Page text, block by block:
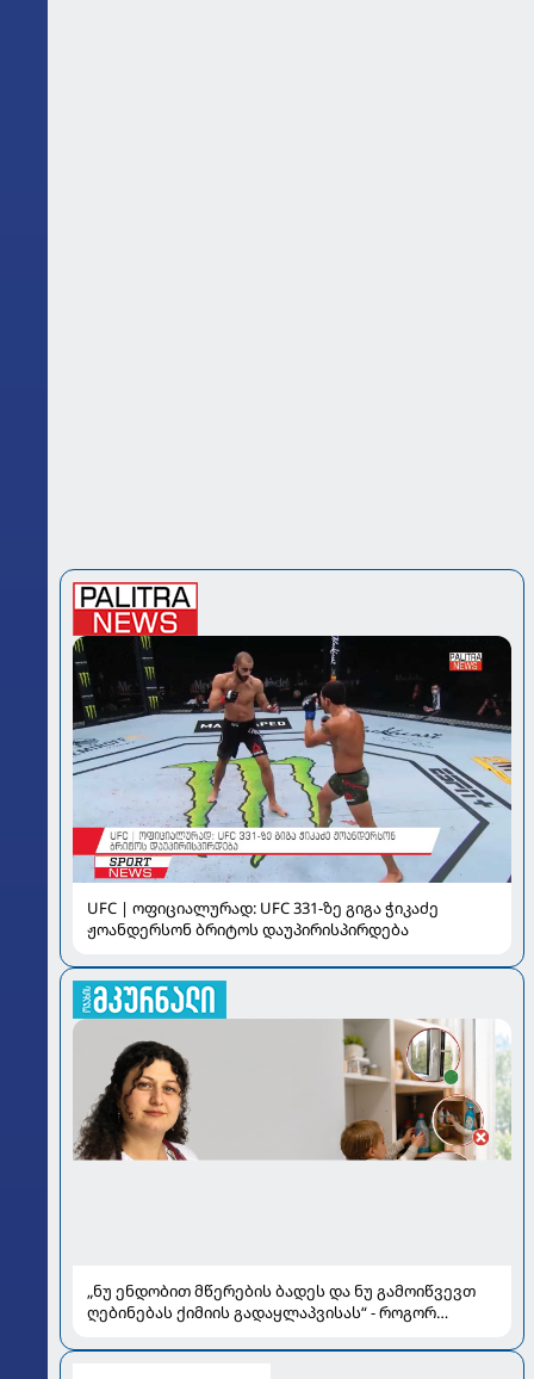
UFC | ოფიციალურად: UFC 331-ზე გიგა ჭიკაძე
ჟოანდერსონ ბრიტოს დაუპირისპირდება
„ნუ ენდობით მწერების ბადეს და ნუ გამოიწვევთ
ღებინებას ქიმიის გადაყლაპვისას“ - როგორ
სალომე ახვლედიანის რჩევები